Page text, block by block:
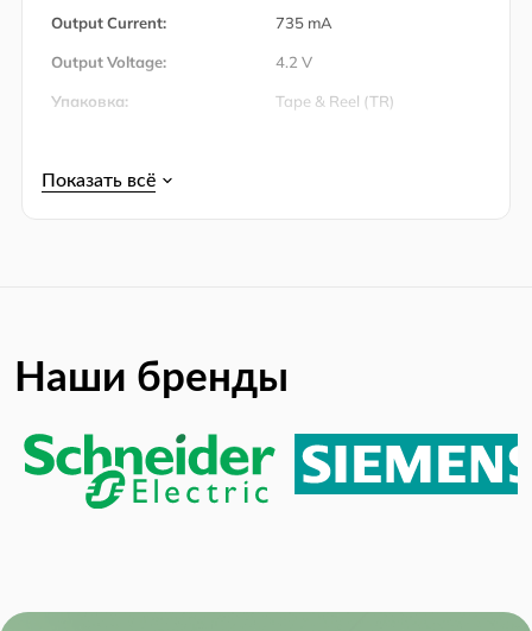
Output Current: 735 mA
Output Voltage: 4.2 V
Упаковка: Tape & Reel (TR)
RoHS:
Наши бренды